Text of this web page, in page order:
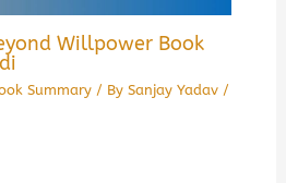
Willpower Book
Summary/ By Sanjay Yadav /